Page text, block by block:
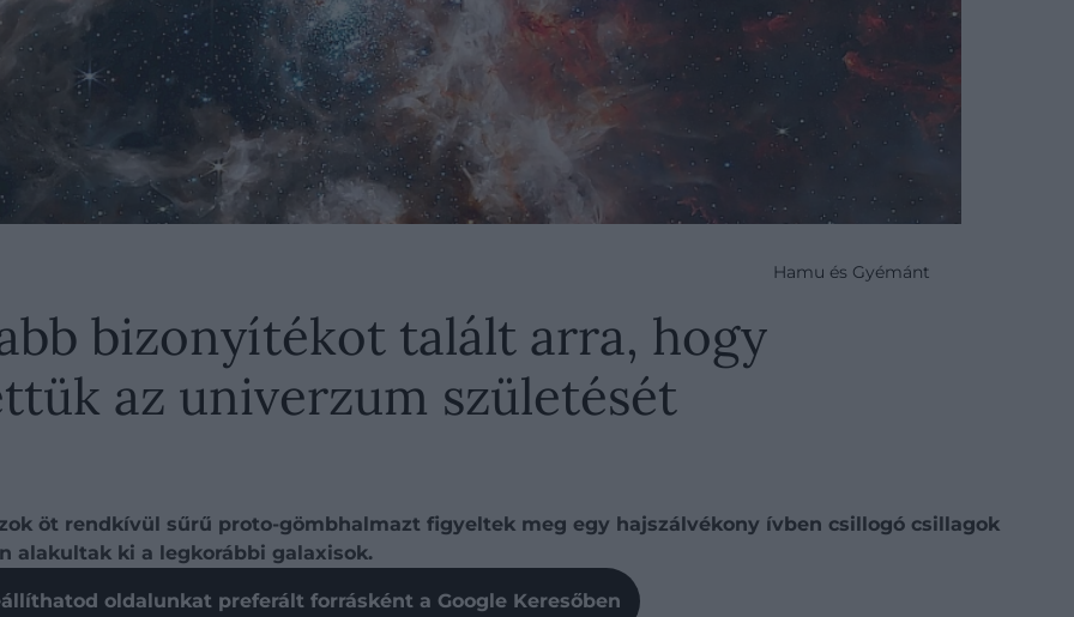
Hamu és Gyémánt
bizonyítékot talált arra, hogy
az univerzum születését
öt rendkívül sűrű proto-gömbhalmazt figyeltek meg egy hajszálvékony ívben csillogó csillagok
alakultak ki a legkorábbi galaxisok.
oldalunkat preferált forrásként a Google Keresőben